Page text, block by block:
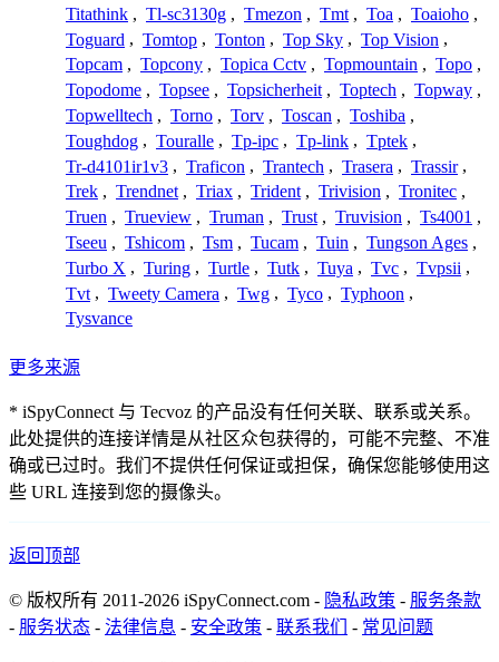
Titathink , Tl-sc3130g , Tmezon , Tmt , Toa , Toaioho ,
Toguard , Tomtop , Tonton , Top Sky , Top Vision ,
Topcam , Topcony , Topica Cctv , Topmountain , Topo ,
Topodome , Topsee , Topsicherheit , Toptech , Topway ,
Topwelltech , Torno , Torv , Toscan , Toshiba ,
Toughdog , Touralle , Tp-ipc , Tp-link , Tptek ,
Tr-d4101ir1v3 , Traficon , Trantech , Trasera , Trassir ,
Trek , Trendnet , Triax , Trident , Trivision , Tronitec ,
Truen , Trueview , Truman , Trust , Truvision , Ts4001 ,
Tseeu , Tshicom , Tsm , Tucam , Tuin , Tungson Ages ,
Turbo X , Turing , Turtle , Tutk , Tuya , Tvc , Tvpsii ,
Tvt , Tweety Camera , Twg , Tyco , Typhoon ,
Tysvance
更多来源
* iSpyConnect 与 Tecvoz 的产品没有任何关联、联系或关系。
此处提供的连接详情是从社区众包获得的，可能不完整、不准
确或已过时。我们不提供任何保证或担保，确保您能够使用这
些 URL 连接到您的摄像头。
返回顶部
© 版权所有 2011-2026 iSpyConnect.com - 隐私政策 - 服务条款
- 服务状态 - 法律信息 - 安全政策 - 联系我们 - 常见问题